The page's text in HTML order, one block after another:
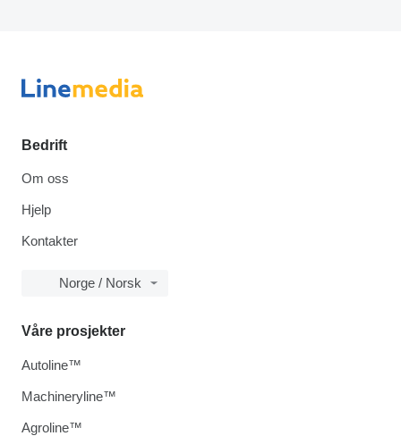
Bedrift
Om oss
Hjelp
Kontakter
Norge / Norsk
Våre prosjekter
Autoline™
Machineryline™
Agroline™